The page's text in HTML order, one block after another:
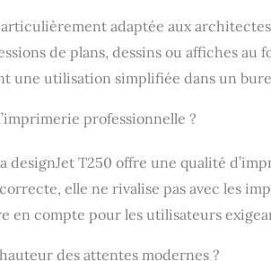
puce non HP pourraient ne pas
adaptée aux
de plans, dessins ou affiches au
une utilisation simplifiée dans un
professionnelle ?
designJet T250 offre une qualité
elle ne rivalise pas avec les
en compte pour les utilisateurs
des attentes modernes ?